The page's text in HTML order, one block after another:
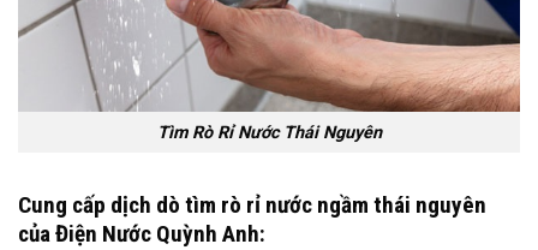
Tìm Rò Rỉ Nước Thái Nguyên
Cung cấp dịch dò tìm rò rỉ nước ngầm thái nguyên
của Điện Nước Quỳnh Anh: